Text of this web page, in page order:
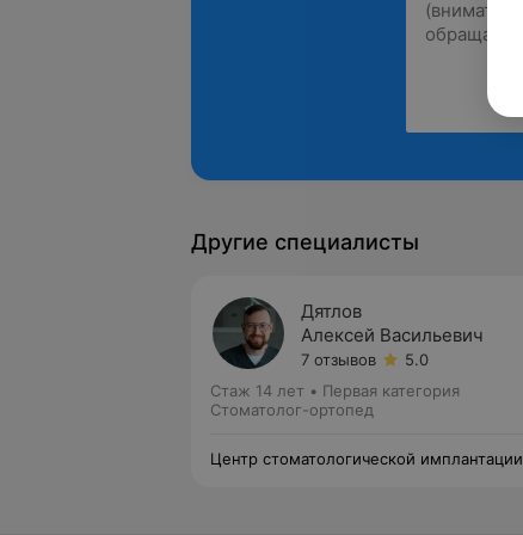
Другие специалисты
Дятлов
Алексей Васильевич
7 отзывов
5.0
Стаж 14 лет • Первая категория
Стоматолог-ортопед
Центр стоматологической имплантации